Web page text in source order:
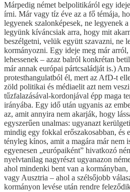
Márpedig német belpolitikáról egy
írni. Már vagy tíz éve az a fő témája,
legyenek szalonképesek, ne legyenek
legyünk kíváncsiak arra, hogy mit
beszélgetni, velük együtt szavazni, ne
kormányozni. Egy ideje meg már
lehessenek – azaz balról konkrétan
már annak európai pártcsaládját is.)
protesthangulatból él, mert az AfD-t
zöld politikai és médiaelit azt nem
tűzfalazásával-kordonjával épp maga
irányába. Egy idő után ugyanis az
az, amit annyira nem akarják, hogy
egyszerűen unalmas: ugyanazt
mindig egy fokkal erőszakosabban, és
tényleg kínos, amit a magára már nem
egyenesen „európaiként” hivatkozó
nyelvtanilag nagyrészt ugyanazon
ahol mindenki bent van a
vagy Ausztria – ahol a szélsőjobb
kormányon levése után rendre